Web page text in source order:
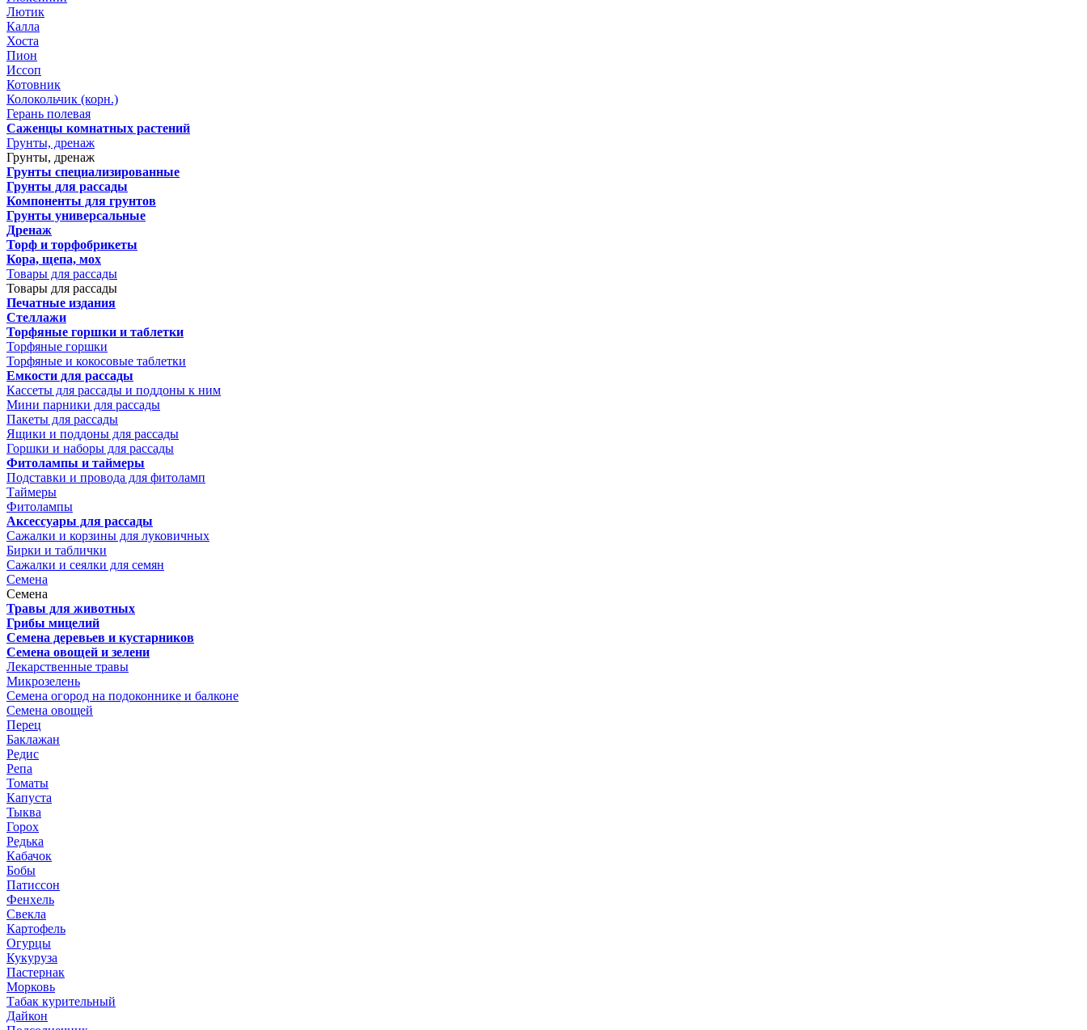
Лютик
Калла
Хоста
Пион
Иссоп
Котовник
Колокольчик (корн.)
Герань полевая
Саженцы комнатных растений
Грунты, дренаж
Грунты, дренаж
Грунты специализированные
Грунты для рассады
Компоненты для грунтов
Грунты универсальные
Дренаж
Торф и торфобрикеты
Кора, щепа, мох
Товары для рассады
Товары для рассады
Печатные издания
Стеллажи
Торфяные горшки и таблетки
Торфяные горшки
Торфяные и кокосовые таблетки
Емкости для рассады
Кассеты для рассады и поддоны к ним
Мини парники для рассады
Пакеты для рассады
Ящики и поддоны для рассады
Горшки и наборы для рассады
Фитолампы и таймеры
Подставки и провода для фитоламп
Таймеры
Фитолампы
Аксессуары для рассады
Сажалки и корзины для луковичных
Бирки и таблички
Сажалки и сеялки для семян
Семена
Семена
Травы для животных
Грибы мицелий
Семена деревьев и кустарников
Семена овощей и зелени
Лекарственные травы
Микрозелень
Семена огород на подоконнике и балконе
Семена овощей
Перец
Баклажан
Редис
Репа
Томаты
Капуста
Тыква
Горох
Редька
Кабачок
Бобы
Патиссон
Фенхель
Свекла
Картофель
Огурцы
Кукуруза
Пастернак
Морковь
Табак курительный
Дайкон